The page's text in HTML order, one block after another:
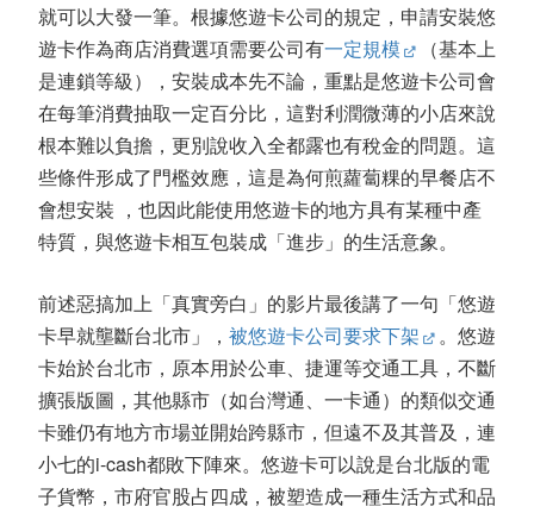
就可以大發一筆。根據悠遊卡公司的規定，申請安裝悠
遊卡作為商店消費選項需要公司有一定規模
（基本上
是連鎖等級），安裝成本先不論，重點是悠遊卡公司會
在每筆消費抽取一定百分比，這對利潤微薄的小店來說
根本難以負擔，更別說收入全都露也有稅金的問題。這
些條件形成了門檻效應，這是為何煎蘿蔔粿的早餐店不
會想安裝 ，也因此能使用悠遊卡的地方具有某種中產
特質，與悠遊卡相互包裝成「進步」的生活意象。
前述惡搞加上「真實旁白」的影片最後講了一句「悠遊
卡早就壟斷台北市」， 被悠遊卡公司要求下架
。悠遊
卡始於台北市，原本用於公車、捷運等交通工具，不斷
擴張版圖，其他縣市（如台灣通、一卡通）的類似交通
卡雖仍有地方市場並開始跨縣市，但遠不及其普及，連
小七的i-cash都敗下陣來。悠遊卡可以說是台北版的電
子貨幣，市府官股占四成，被塑造成一種生活方式和品